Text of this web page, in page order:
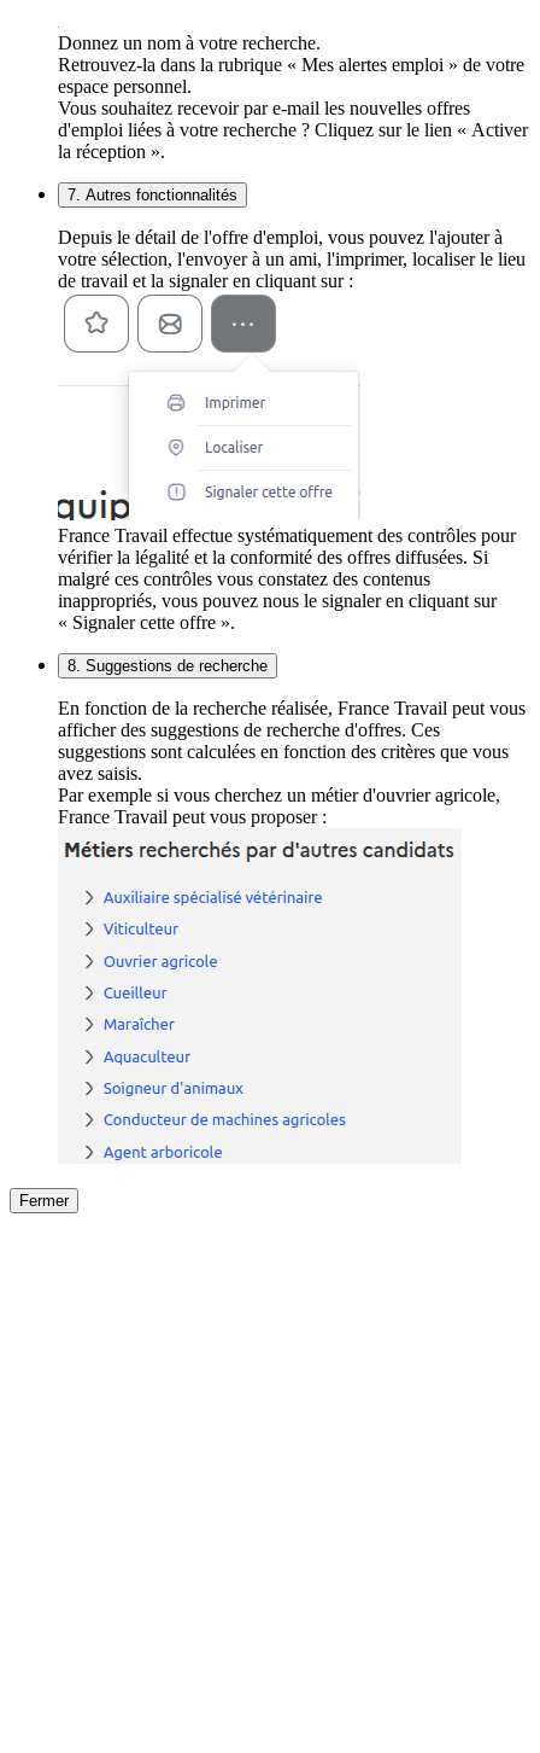
Donnez un nom à votre recherche.
Retrouvez-la dans la rubrique « Mes alertes emploi » de votre
espace personnel.
Vous souhaitez recevoir par e-mail les nouvelles offres
d'emploi liées à votre recherche ? Cliquez sur le lien « Activer
la réception ».
7. Autres fonctionnalités
Depuis le détail de l'offre d'emploi, vous pouvez l'ajouter à
votre sélection, l'envoyer à un ami, l'imprimer, localiser le lieu
de travail et la signaler en cliquant sur :
France Travail effectue systématiquement des contrôles pour
vérifier la légalité et la conformité des offres diffusées. Si
malgré ces contrôles vous constatez des contenus
inappropriés, vous pouvez nous le signaler en cliquant sur
« Signaler cette offre ».
8. Suggestions de recherche
En fonction de la recherche réalisée, France Travail peut vous
afficher des suggestions de recherche d'offres. Ces
suggestions sont calculées en fonction des critères que vous
avez saisis.
Par exemple si vous cherchez un métier d'ouvrier agricole,
France Travail peut vous proposer :
Fermer